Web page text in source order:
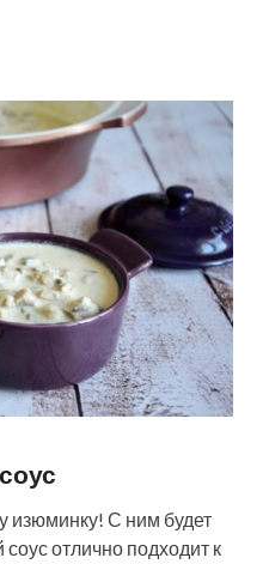
изюминку! С ним будет
отлично подходит к